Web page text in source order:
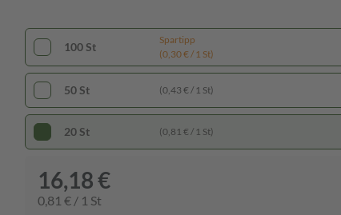
100 St
Spartipp
(0,30 € / 1 St)
50 St (0,43 € / 1 St)
20 St (0,81 € / 1 St)
16,18 €
0,81 € / 1 St